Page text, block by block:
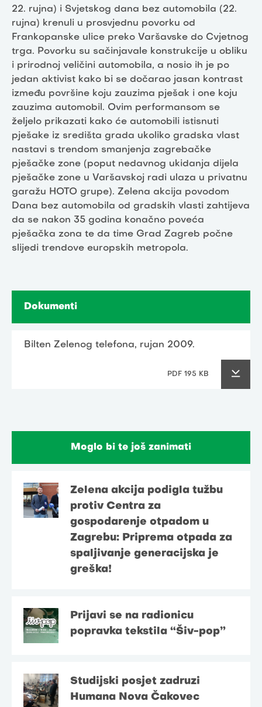
22. rujna) i Svjetskog dana bez automobila (22.
rujna) krenuli u prosvjednu povorku od
Frankopanske ulice preko Varšavske do Cvjetnog
trga. Povorku su sačinjavale konstrukcije u obliku
i prirodnoj veličini automobila, a nosio ih je po
jedan aktivist kako bi se dočarao jasan kontrast
između površine koju zauzima pješak i one koju
zauzima automobil. Ovim performansom se
željelo prikazati kako će automobili istisnuti
pješake iz središta grada ukoliko gradska vlast
nastavi s trendom smanjenja zagrebačke
pješačke zone (poput nedavnog ukidanja dijela
pješačke zone u Varšavskoj radi ulaza u privatnu
garažu HOTO grupe). Zelena akcija povodom
Dana bez automobila od gradskih vlasti zahtijeva
da se nakon 35 godina konačno poveća
pješačka zona te da time Grad Zagreb počne
slijedi trendove europskih metropola.
Dokumenti
Bilten Zelenog telefona, rujan 2009.
PDF 195 KB
Moglo bi te još zanimati
Zelena akcija podigla tužbu
protiv Centra za
gospodarenje otpadom u
Zagrebu: Priprema otpada za
spaljivanje generacijska je
greška!
Prijavi se na radionicu
popravka tekstila “Šiv-pop”
Studijski posjet zadruzi
Humana Nova Čakovec